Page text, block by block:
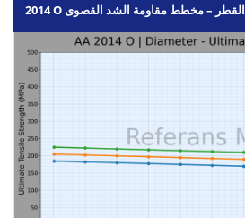
2014 O القطر – مخطط مقاومة الشد القصوى